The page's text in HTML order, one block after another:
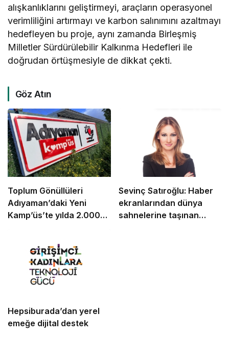
alışkanlıklarını geliştirmeyi, araçların operasyonel
verimliliğini artırmayı ve karbon salınımını azaltmayı
hedefleyen bu proje, aynı zamanda Birleşmiş
Milletler Sürdürülebilir Kalkınma Hedefleri ile
doğrudan örtüşmesiyle de dikkat çekti.
Göz Atın
Toplum Gönüllüleri
Adıyaman’daki Yeni
Kamp’üs’te yılda 2.000
Sevinç Satıroğlu: Haber
ekranlarından dünya
sahnelerine taşınan
Hepsiburada’dan yerel
emeğe dijital destek